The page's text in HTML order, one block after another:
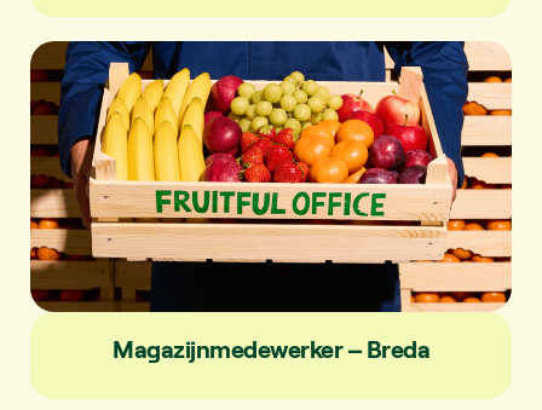
Magazijnmedewerker – Breda